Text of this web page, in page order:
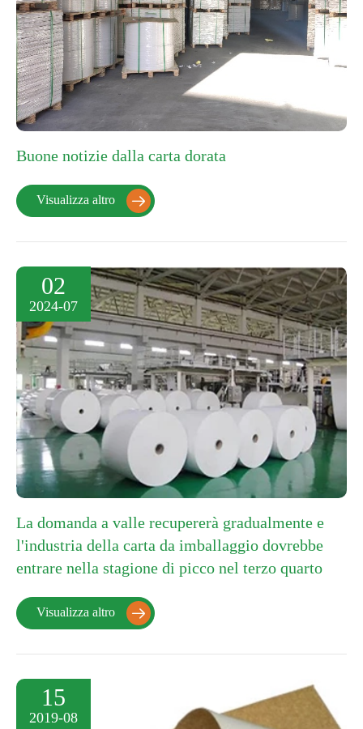
Buone notizie dalla carta dorata
Visualizza altro 
02
2024-07
La domanda a valle recupererà gradualmente e
l'industria della carta da imballaggio dovrebbe
entrare nella stagione di picco nel terzo quarto
Visualizza altro 
15
2019-08